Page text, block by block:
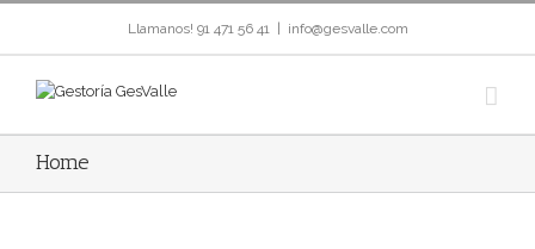
Llamanos! 91 471 56 41 info@gesvalle.com
Home